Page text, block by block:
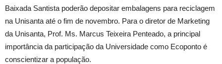
Baixada Santista poderão depositar embalagens para reciclagem
na Unisanta até o fim de novembro. Para o diretor de Marketing
da Unisanta, Prof. Ms. Marcus Teixeira Penteado, a principal
importância da participação da Universidade como Ecoponto é
conscientizar a população.